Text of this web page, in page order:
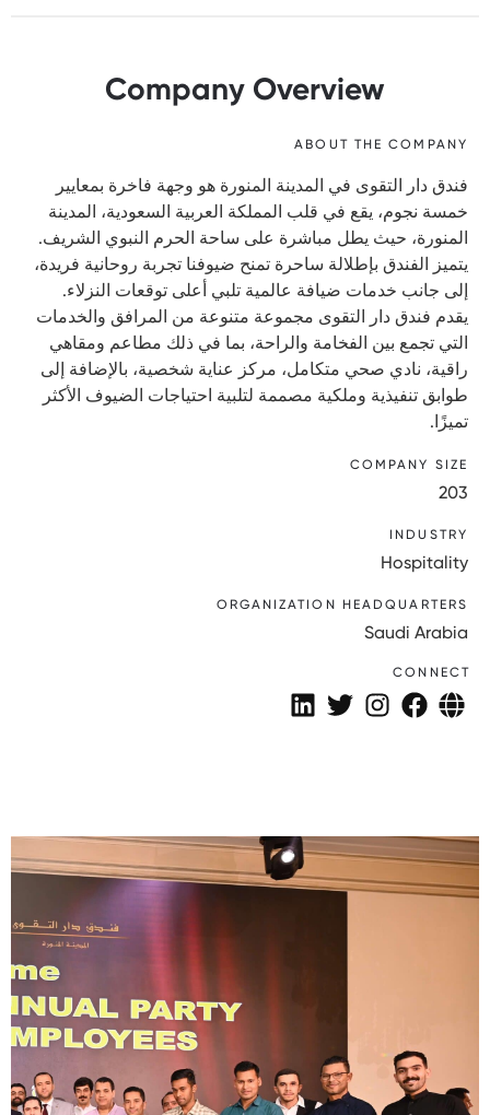
Company Overview
ABOUT THE COMPANY
فندق دار التقوى في المدينة المنورة هو وجهة فاخرة بمعايير
خمسة نجوم، يقع في قلب المملكة العربية السعودية، المدينة
المنورة، حيث يطل مباشرة على ساحة الحرم النبوي الشريف.
يتميز الفندق بإطلالة ساحرة تمنح ضيوفنا تجربة روحانية فريدة،
إلى جانب خدمات ضيافة عالمية تلبي أعلى توقعات النزلاء.
يقدم فندق دار التقوى مجموعة متنوعة من المرافق والخدمات
التي تجمع بين الفخامة والراحة، بما في ذلك مطاعم ومقاهي
راقية، نادي صحي متكامل، مركز عناية شخصية، بالإضافة إلى
طوابق تنفيذية وملكية مصممة لتلبية احتياجات الضيوف الأكثر
تميزًا.
COMPANY SIZE
203
INDUSTRY
Hospitality
ORGANIZATION HEADQUARTERS
Saudi Arabia
CONNECT